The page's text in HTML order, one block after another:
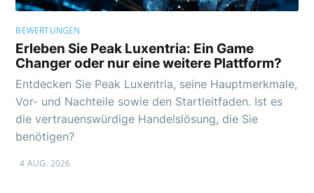
BEWERTUNGEN
Erleben Sie Peak Luxentria: Ein Game
Changer oder nur eine weitere Plattform?
Entdecken Sie Peak Luxentria, seine Hauptmerkmale,
Vor- und Nachteile sowie den Startleitfaden. Ist es
die vertrauenswürdige Handelslösung, die Sie
benötigen?
4 AUG. 2026